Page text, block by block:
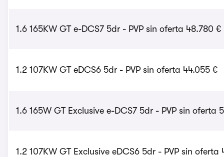
1.6 165KW GT e-DCS7 5dr - PVP sin oferta 48.780 €
1.2 107KW GT eDCS6 5dr - PVP sin oferta 44.055 €
1.6 165W GT Exclusive e-DCS7 5dr - PVP sin oferta
1.2 107KW GT Exclusive eDCS6 5dr - PVP sin oferta